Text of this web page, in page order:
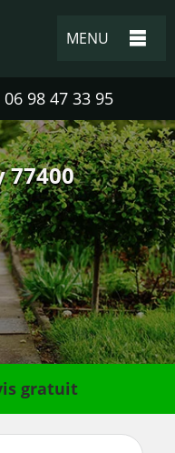
MENU
06 98 47 33 95
77400
gratuit